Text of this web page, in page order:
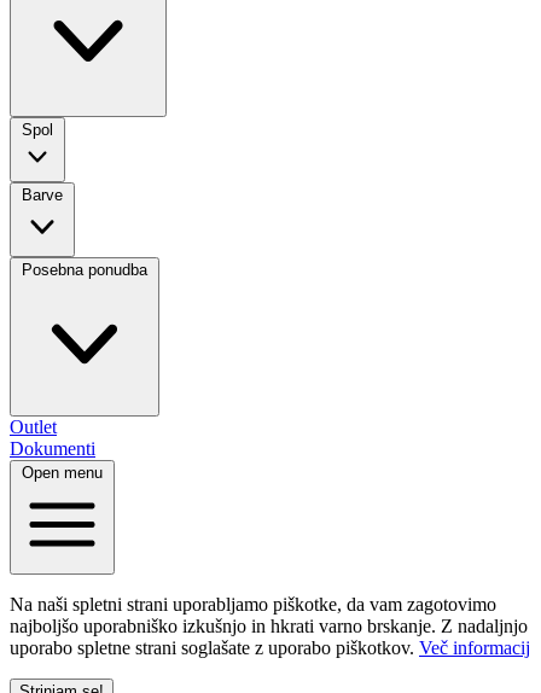
Spol
Barve
Posebna ponudba
Outlet
Dokumenti
Open menu
Na naši spletni strani uporabljamo piškotke, da vam zagotovimo
najboljšo uporabniško izkušnjo in hkrati varno brskanje. Z nadaljnjo
uporabo spletne strani soglašate z uporabo piškotkov. Več informacij